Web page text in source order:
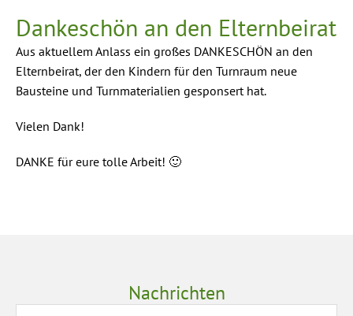
Dankeschön an den Elternbeirat
Aus aktuellem Anlass ein großes DANKESCHÖN an den
Elternbeirat, der den Kindern für den Turnraum neue
Bausteine und Turnmaterialien gesponsert hat.
Vielen Dank!
DANKE für eure tolle Arbeit! 🙂
Nachrichten